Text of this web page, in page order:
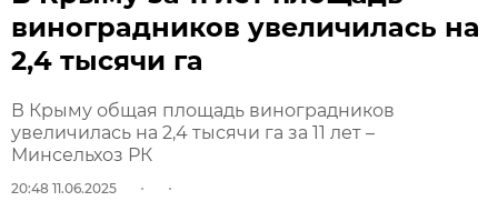
виноградников увеличилась на
2,4 тысячи га
В Крыму общая площадь виноградников
увеличилась на 2,4 тысячи га за 11 лет –
Минсельхоз РК
20:48 11.06.2025